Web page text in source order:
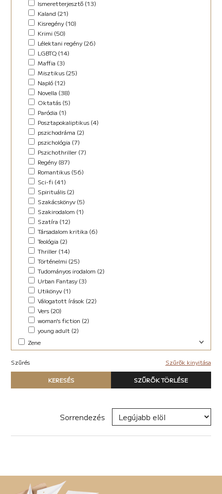
Paródia (3)
Regény (42)
Romantikus (29)
Sci-fi (14)
Steampunk (1)
Urban Fantasy (2)
Utikönyv (8)
Válogatott írások (48)
Vers (17)
Ismeretterjesztő (13)
Kaland (21)
Kisregény (10)
Krimi (50)
Lélektani regény (26)
LGBTQ (14)
Maffia (3)
Misztikus (25)
Napló (12)
Novella (38)
Oktatás (5)
Paródia (1)
Posztapokaliptikus (4)
pszichodráma (2)
pszichológia (7)
Pszichothriller (7)
Regény (87)
Romantikus (56)
Sci-fi (41)
Spirituális (2)
Szakácskönyv (5)
Szakirodalom (1)
Szatíra (12)
Társadalom kritika (6)
Teológia (2)
Thriller (14)
Történelmi (25)
Tudományos irodalom (2)
Urban Fantasy (3)
Utikönyv (1)
Válogatott írások (22)
Vers (20)
woman's fiction (2)
young adult (2)
Zene
Szűrés
Szűrők kinyitása
Típus
Nyomtatott könyv
KERESÉS SZŰRŐK TÖRLÉSE
Sorrendezés